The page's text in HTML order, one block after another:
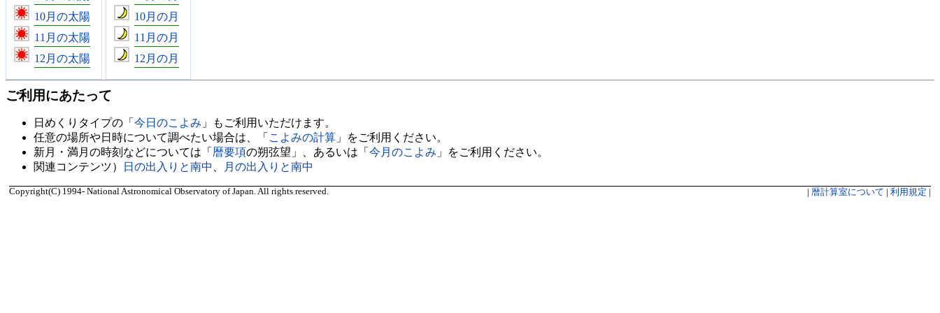
10月の太陽
11月の太陽
12月の太陽
10月の月
11月の月
12月の月
ご利用にあたって
日めくりタイプの「 今日のこよみ 」もご利用いただけます。
任意の場所や日時について調べたい場合は、「 こよみの計算 」をご利用ください。
新月・満月の時刻などについては「 暦要項の朔弦望」、あるいは「 今月のこよみ 」をご利用ください。
関連コンテンツ）
日の出入りと南中 月の出入りと南中
Copyright(C) 1994- National Astronomical Observatory of Japan. All rights reserved. | 暦計算室について | 利用規定 |